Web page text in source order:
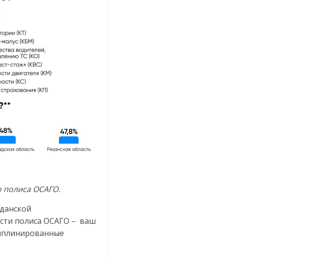
полиса ОСАГО.
полиса ОСАГО – ваш